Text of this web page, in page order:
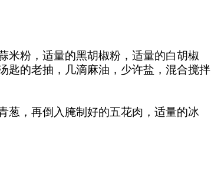
米粉，适量的黑胡椒粉，适量的白胡椒
匙的老抽，几滴麻油，少许盐，混合搅拌
葱，再倒入腌制好的五花肉，适量的冰